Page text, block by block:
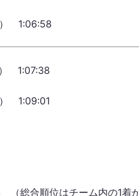
1:06:58
1:07:38
1:09:01
合順位はチーム内の1着か